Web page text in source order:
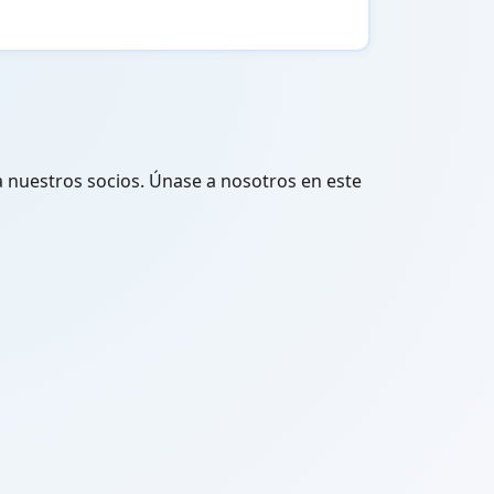
socios. Únase a nosotros en este